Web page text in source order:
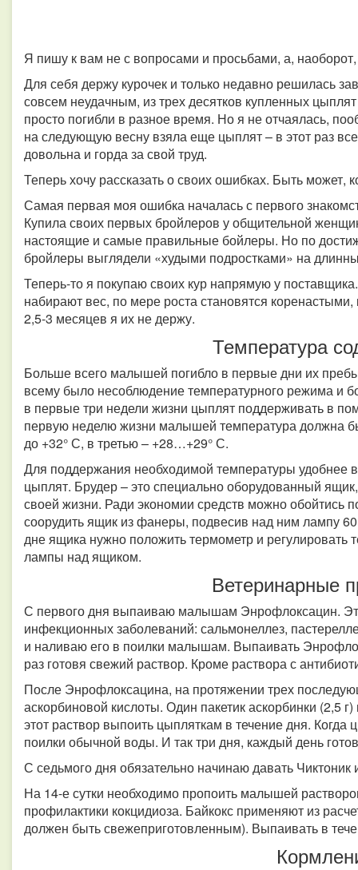
Я пишу к вам не с вопросами и просьбами, а,
Для себя держу курочек и только недавно решилась
совсем неудачным, из трех десятков купленных
просто погибли в разное время. Но я не отчаялась,
на следующую весну взяла еще цыплят – в этот раз
довольна и горда за свой труд.
Теперь хочу рассказать о своих ошибках. Быть может,
Самая первая моя ошибка началась с первого
Купила своих первых бройлеров у общительной
настоящие и самые правильные бойлеры. Но по
бройлеры выглядели «худыми подростками» на
Теперь-то я покупаю своих кур напрямую у
набирают вес, по мере роста становятся
2,5-3 месяцев я их не держу.
Температура
Больше всего малышей погибло в первые дни их
всему было несоблюдение температурного режима и
в первые три недели жизни цыплят поддерживать в
первую неделю жизни малышей температура должна
до +32° С, в третью – +28…+29° С.
Для поддержания необходимой температуры удобнее
цыплят. Брудер – это специально оборудованный
своей жизни. Ради экономии средств можно
соорудить ящик из фанеры, подвесив над ним лампу
дне ящика нужно положить термометр и регулировать
лампы над ящиком.
Ветеринарные
С первого дня выпаиваю малышам Энрофлоксацин.
инфекционных заболеваний: сальмонеллез,
и наливаю его в поилки малышам. Выпаивать
раз готовя свежий раствор. Кроме раствора с
После Энрофлоксацина, на протяжении трех
аскорбиновой кислоты. Один пакетик аскорбинки (2,5
этот раствор выпоить цыпляткам в течение дня.
поилки обычной воды. И так три дня, каждый день
С седьмого дня обязательно начинаю давать
На 14-е сутки необходимо пропоить малышей
профилактики кокцидиоза. Байкокс применяют из
должен быть свежеприготовленным). Выпаивать в